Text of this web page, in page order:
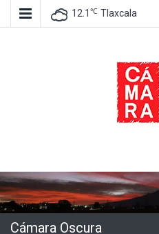
12.1 ℃ Tlaxcala
Cámara Oscura